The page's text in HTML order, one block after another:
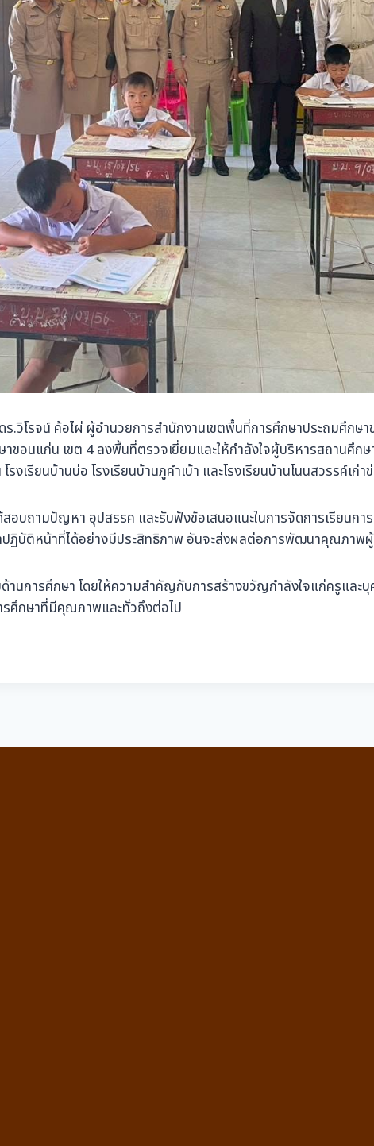
.วิโรจน์ ค้อไผ่ ผู้อำนวยการสำนักงานเขตพื้นที่การศึกษาประถมศึ
อนแก่น เขต 4 ลงพื้นที่ตรวจเยี่ยมและให้กำลังใจผู้บริหารสถานศึกษ
งเรียนบ้านบ่อ โรงเรียนบ้านภูคำเบ้า และโรงเรียนบ้านโนนสวรรค์เก่า
บถามปัญหา อุปสรรค และรับฟังข้อเสนอแนะในการจัดการเรียนกา
ฏิบัติหน้าที่ได้อย่างมีประสิทธิภาพ อันจะส่งผลต่อการพัฒนาคุณภาพผู้
านการศึกษา โดยให้ความสำคัญกับการสร้างขวัญกำลังใจแก่ครูแล
รศึกษาที่มีคุณภาพและทั่วถึงต่อไป